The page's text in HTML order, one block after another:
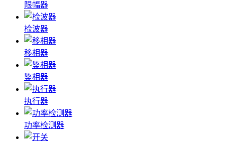
限幅器
检波器
移相器
鉴相器
执行器
功率检测器